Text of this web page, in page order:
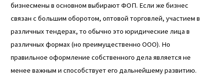
бизнесмены в основном выбирают ФОП. Если же бизнес
связан с большим оборотом, оптовой торговлей, участием в
различных тендерах, то обычно это юридические лица в
различных формах (но преимущественно ООО). Но
правильное оформление собственного дела является не
менее важным и способствует его дальнейшему развитию.